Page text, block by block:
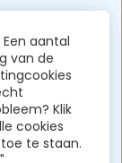
aantal
van de
Klik
cookies
toe te staan.